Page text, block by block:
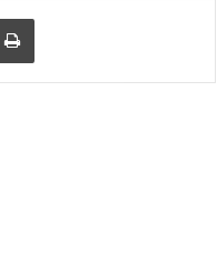
correo electrónicoImprimir